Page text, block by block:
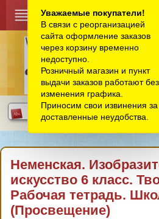
Неменская.
искусство 6 класс.
Рабочая тетрадь.
(Просвещение)
Уважаемые покупатели!
В связи с реорганизацией
сайта оформление заказов
через корзину временно
недоступно.
Розничный магазин и пункт
выдачи заказов работают без
изменения графика.
Приносим свои извинения за
доставленные неудобства.